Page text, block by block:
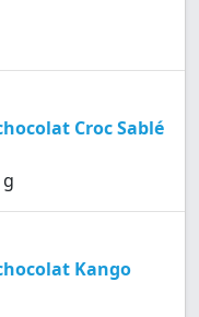
Croc Sablé
Kango